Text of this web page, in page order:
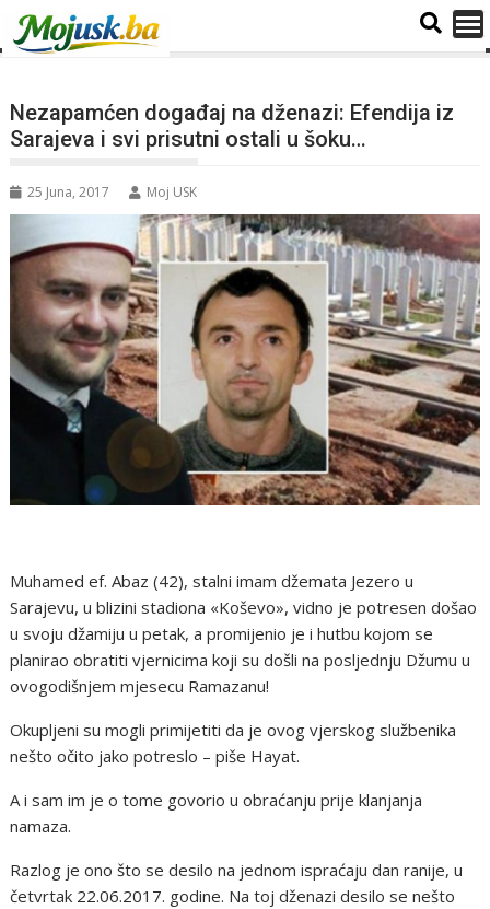
Nezapamćen događaj na dženazi: Efendija iz
Sarajeva i svi prisutni ostali u šoku…
25 Juna, 2017 Moj USK
Muhamed ef. Abaz (42), stalni imam džemata Jezero u
Sarajevu, u blizini stadiona «Koševo», vidno je potresen došao
u svoju džamiju u petak, a promijenio je i hutbu kojom se
planirao obratiti vjernicima koji su došli na posljednju Džumu u
ovogodišnjem mjesecu Ramazanu!
Okupljeni su mogli primijetiti da je ovog vjerskog službenika
nešto očito jako potreslo – piše Hayat.
A i sam im je o tome govorio u obraćanju prije klanjanja
namaza.
Razlog je ono što se desilo na jednom ispraćaju dan ranije, u
četvrtak 22.06.2017. godine. Na toj dženazi desilo se nešto